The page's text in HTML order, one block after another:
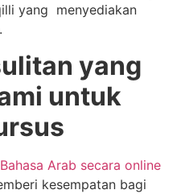
yang menyediakan
.
yang
untuk
Bahasa Arab secara online
kesempatan bagi